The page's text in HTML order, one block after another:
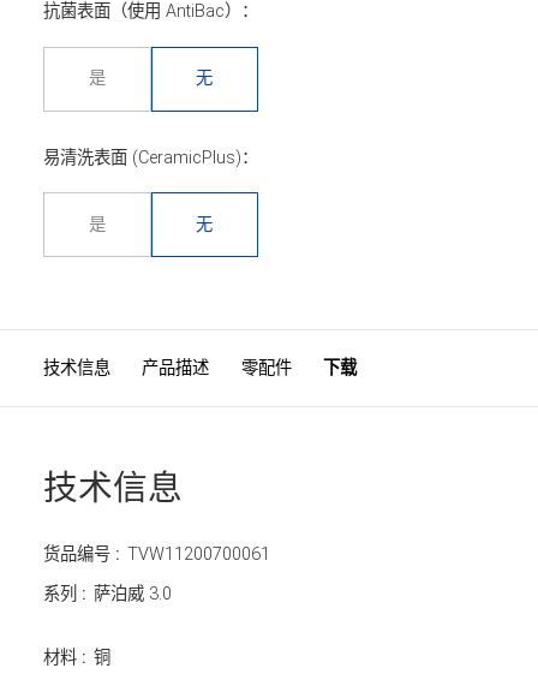
抗菌表面（使用 AntiBac）：
是 无
易清洗表面 (CeramicPlus)：
是 无
技术信息 产品描述 零配件 下载
技术信息
货品编号 : TVW11200700061
系列 : 萨泊威 3.0
材料 : 铜